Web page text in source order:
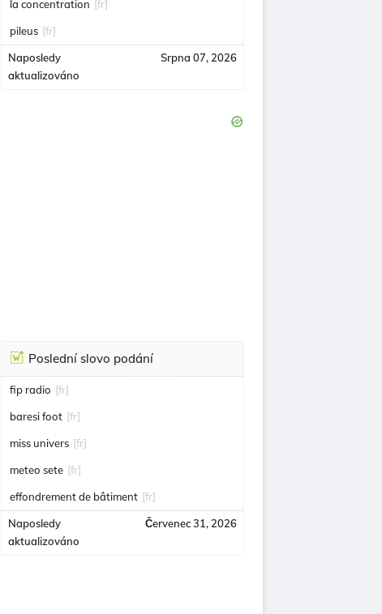
la concentration [fr]
pileus [fr]
Naposledy
aktualizováno
Srpna 07, 2026
Poslední slovo podání
fip radio [fr]
baresi foot [fr]
miss univers [fr]
meteo sete [fr]
effondrement de bâtiment [fr]
Naposledy
aktualizováno
Červenec 31, 2026